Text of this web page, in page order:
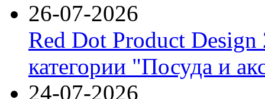
26-07-2026
Red Dot Product Design
категории "Посуда и
24-07-2026